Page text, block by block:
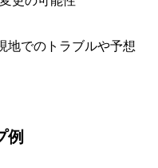
地でのトラブルや予想
例